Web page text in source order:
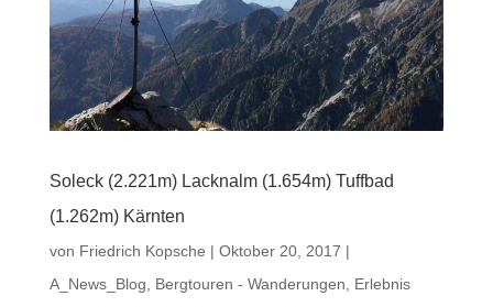
Soleck (2.221m) Lacknalm (1.654m) Tuffbad
(1.262m) Kärnten
von Friedrich Kopsche | Oktober 20, 2017 |
A_News_Blog
Bergtouren - Wanderungen
Erlebnis